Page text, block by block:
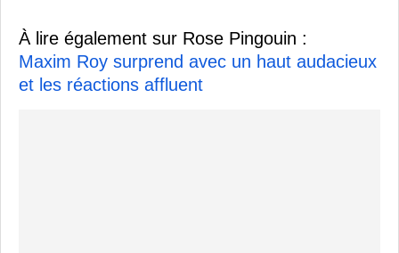
À lire également sur Rose Pingouin :
Maxim Roy surprend avec un haut audacieux
et les réactions affluent